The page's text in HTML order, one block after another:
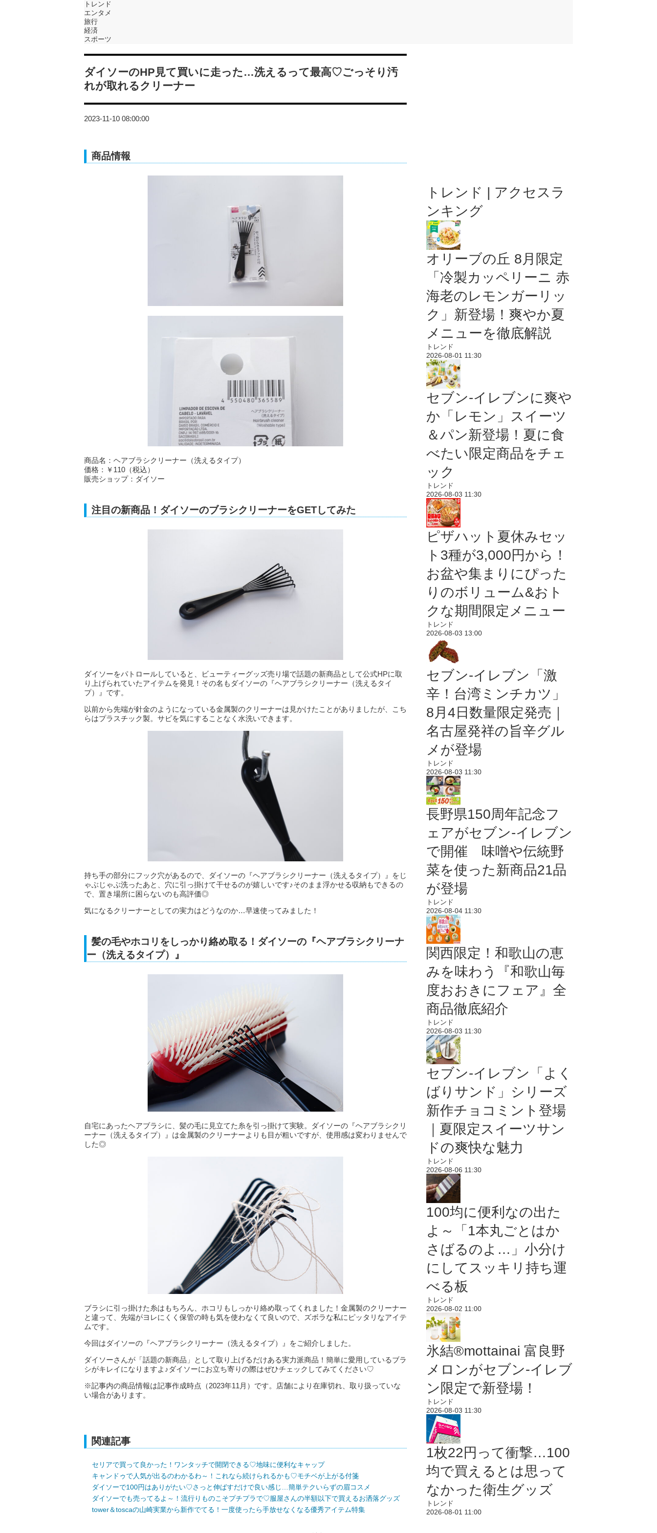
トレンド
エンタメ
旅行
経済
スポーツ
ダイソーのHP見て買いに走った…洗えるって最高♡ごっそり汚
れが取れるクリーナー
2023-11-10 08:00:00
商品情報
商品名：ヘアブラシクリーナー（洗えるタイプ）
価格：￥110（税込）
販売ショップ：ダイソー
注目の新商品！ダイソーのブラシクリーナーをGETしてみた
ダイソーをパトロールしていると、ビューティーグッズ売り場で話題の新商品として公式HPに取
り上げられていたアイテムを発見！その名もダイソーの『ヘアブラシクリーナー（洗えるタイ
プ）』です。
以前から先端が針金のようになっている金属製のクリーナーは見かけたことがありましたが、こち
らはプラスチック製。サビを気にすることなく水洗いできます。
持ち手の部分にフック穴があるので、ダイソーの『ヘアブラシクリーナー（洗えるタイプ）』をじ
ゃぶじゃぶ洗ったあと、穴に引っ掛けて干せるのが嬉しいです♪そのまま浮かせる収納もできるの
で、置き場所に困らないのも高評価◎
気になるクリーナーとしての実力はどうなのか…早速使ってみました！
髪の毛やホコリをしっかり絡め取る！ダイソーの『ヘアブラシクリーナ
ー（洗えるタイプ）』
自宅にあったヘアブラシに、髪の毛に見立てた糸を引っ掛けて実験。ダイソーの『ヘアブラシクリ
ーナー（洗えるタイプ）』は金属製のクリーナーよりも目が粗いですが、使用感は変わりませんで
した◎
ブラシに引っ掛けた糸はもちろん、ホコリもしっかり絡め取ってくれました！金属製のクリーナー
と違って、先端がヨレにくく保管の時も気を使わなくて良いので、ズボラな私にピッタリなアイテ
ムです。
今回はダイソーの『ヘアブラシクリーナー（洗えるタイプ）』をご紹介しました。
‌ダイソーさんが「話題の新商品」として取り上げるだけある実力派商品！簡単に愛用しているブラ
シがキレイになりますよ♪ダイソーにお立ち寄りの際はぜひチェックしてみてください♡
※記事内の商品情報は記事作成時点（2023年11月）です。店舗により在庫切れ、取り扱っていな
い場合があります。
関連記事
セリアで買って良かった！ワンタッチで開閉できる♡地味に便利なキャップ
キャンドゥで人気が出るのわかるわ～！これなら続けられるかも♡モチベが上がる付箋
ダイソーで100円はありがたい♡さっと伸ばすだけで良い感じ…簡単テクいらずの眉コスメ
ダイソーでも売ってるよ～！流行りものこそプチプラで♡服屋さんの半額以下で買えるお洒落グッズ
tower＆toscaの山崎実業から新作でてる！一度使ったら手放せなくなる優秀アイテム特集
トレンド | アクセスラ
ンキング
オリーブの丘 8月限定
「冷製カッペリーニ 赤
海老のレモンガーリッ
ク」新登場！爽やか夏
メニューを徹底解説
トレンド
2026-08-01 11:30
セブン‐イレブンに爽や
か「レモン」スイーツ
＆パン新登場！夏に食
べたい限定商品をチェ
ック
トレンド
2026-08-03 11:30
ピザハット夏休みセッ
ト3種が3,000円から！
お盆や集まりにぴった
りのボリューム&おト
クな期間限定メニュー
トレンド
2026-08-03 13:00
セブン-イレブン「激
辛！台湾ミンチカツ」
8月4日数量限定発売｜
名古屋発祥の旨辛グル
メが登場
トレンド
2026-08-03 11:30
長野県150周年記念フ
ェアがセブン-イレブン
で開催 味噌や伝統野
菜を使った新商品21品
が登場
トレンド
2026-08-04 11:30
関西限定！和歌山の恵
みを味わう『和歌山毎
度おおきにフェア』全
商品徹底紹介
トレンド
2026-08-03 11:30
セブン‐イレブン「よく
ばりサンド」シリーズ
新作チョコミント登場
｜夏限定スイーツサン
ドの爽快な魅力
トレンド
2026-08-06 11:30
100均に便利なの出た
よ～「1本丸ごとはか
さばるのよ…」小分け
にしてスッキリ持ち運
べる板
トレンド
2026-08-02 11:00
氷結®mottainai 富良野
メロンがセブン‐イレブ
ン限定で新登場！
トレンド
2026-08-03 11:30
1枚22円って衝撃…100
均で買えるとは思って
なかった衛生グッズ
トレンド
2026-08-01 11:00